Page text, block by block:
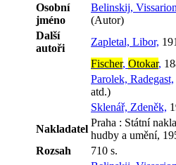
Osobní
jméno
Belinskij,
(Autor)
Další
autoři
Zapletal, Libor,
Fischer, Otokar,
Parolek, Radegast,
atd.)
Sklenář, Zdeněk,
Nakladatel
Praha : Státní
hudby a umění,
Rozsah
710 s.